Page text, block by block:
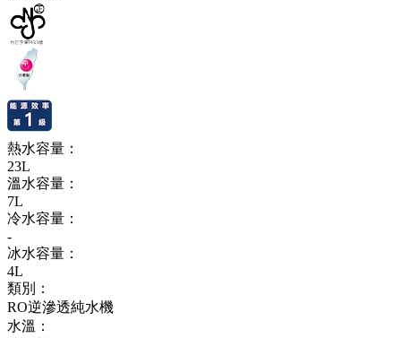
熱水容量：
23L
溫水容量：
7L
冷水容量：
-
冰水容量：
4L
類別：
RO逆滲透純水機
水溫：